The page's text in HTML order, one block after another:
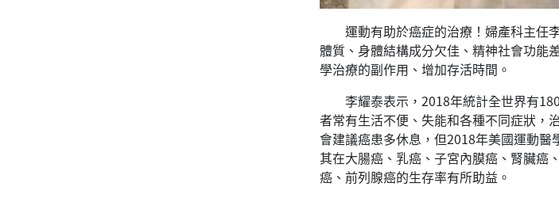
運動有助於癌症的治療！婦產科主任
體質、身體結構成分欠佳、精神社會功能
學治療的副作用、增加存活時間。
李耀泰表示，2018年統計全世界有
者常有生活不便、失能和各種不同症狀，
會建議癌患多休息，但2018年美國運動
其在大腸癌、乳癌、子宮內膜癌、腎臟癌
癌、前列腺癌的生存率有所助益。